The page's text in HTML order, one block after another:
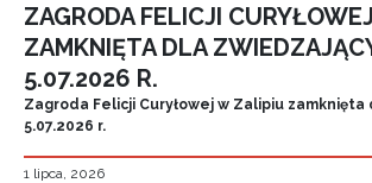
ZAGRODA FELICJI
ZAMKNIĘTA DLA
5.07.2026 R.
Zagroda Felicji Curyłowej w Zalipiu
5.07.2026 r.
1 lipca, 2026